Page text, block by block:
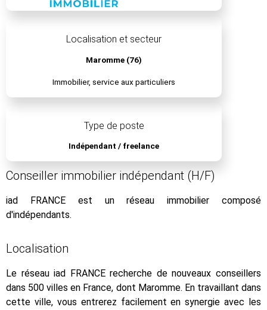
Localisation et secteur
Maromme (76)
Immobilier, service aux particuliers
Type de poste
Indépendant / freelance
Conseiller immobilier indépendant (H/F)
iad FRANCE est un réseau immobilier composé
d'indépendants.
Localisation
Le réseau iad FRANCE recherche de nouveaux conseillers
dans 500 villes en France, dont Maromme. En travaillant dans
cette ville, vous entrerez facilement en synergie avec les